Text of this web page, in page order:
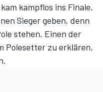
kampflos ins Finale.
Sieger geben, denn
stehen. Einen der
Polesetter zu erklären,